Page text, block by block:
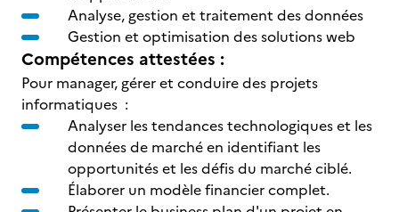
Analyse, gestion et traitement des données
Gestion et optimisation des solutions web
Compétences attestées :
Pour manager, gérer et conduire des projets
informatiques :
Analyser les tendances technologiques et les
données de marché en identifiant les
opportunités et les défis du marché ciblé.
Élaborer un modèle financier complet.